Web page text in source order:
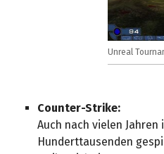
Unreal
Counter-Strike:
Auch nach vielen Jahren
Hunderttausenden